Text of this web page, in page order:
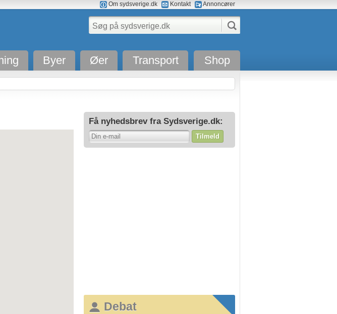
Om sydsverige.dk Kontakt Annoncører
Byer Øer Transport Shop
Få nyhedsbrev fra Sydsverige.dk:
Tilmeld
Debat